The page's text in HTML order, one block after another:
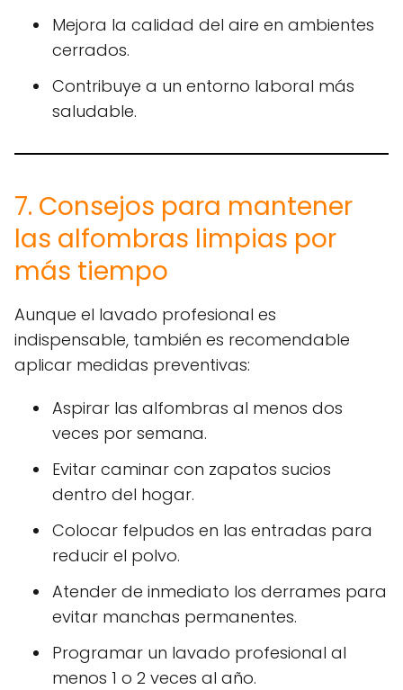
Mejora la calidad del aire en ambientes
cerrados.
Contribuye a un entorno laboral más
saludable.
7. Consejos para mantener
las alfombras limpias por
más tiempo
Aunque el lavado profesional es
indispensable, también es recomendable
aplicar medidas preventivas:
Aspirar las alfombras al menos dos
veces por semana.
Evitar caminar con zapatos sucios
dentro del hogar.
Colocar felpudos en las entradas para
reducir el polvo.
Atender de inmediato los derrames para
evitar manchas permanentes.
Programar un lavado profesional al
menos 1 o 2 veces al año.